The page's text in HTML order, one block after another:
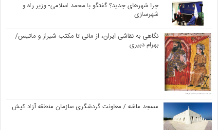
چرا شهرهای جدید؟ گفتگو با محمد اسلامی- وزیر راه و
شهرسازی
نگاهی به نقاشی ایران، از مانی تا مکتب شیراز و ماتیس/
بهرام دبیری
مسجد ماشه / معاونت گردشگری سازمان منطقه آزاد کیش